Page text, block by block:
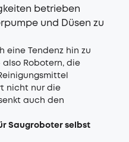
betrieben
und Düsen zu
eine Tendenz hin zu
Robotern, die
nicht nur die
auch den
Saugroboter selbst